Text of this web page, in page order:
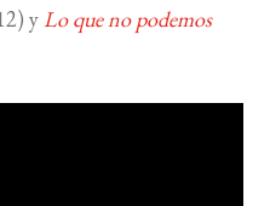
yLo que no podemos